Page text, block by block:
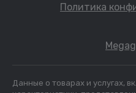
Политика
Данные о товарах и услугах,